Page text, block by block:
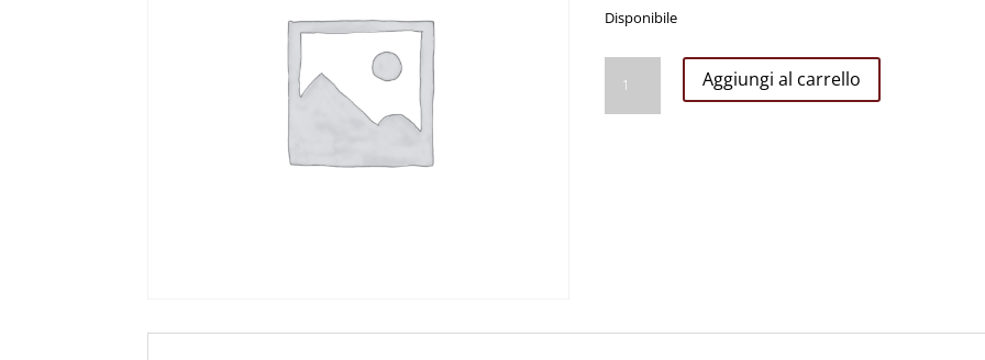
Disponibile
AMPOLLINA
PER
Aggiungi al carrello